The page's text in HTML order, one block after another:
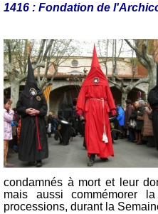
1416 : Fondation de
condamnés à mort et leur
mais aussi commémorer la
processions, durant la